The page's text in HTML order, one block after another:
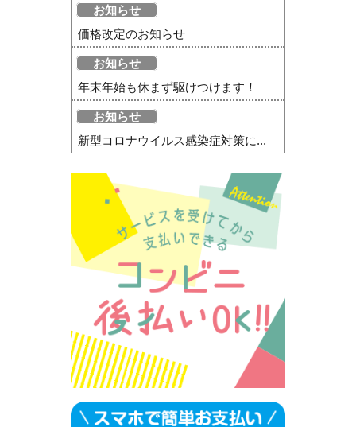
お知らせ
価格改定のお知らせ
お知らせ
年末年始も休まず駆けつけます！
お知らせ
新型コロナウイルス感染症対策に...